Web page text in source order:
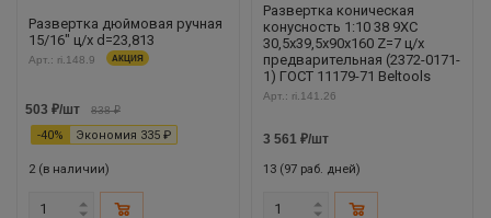
Развертка дюймовая ручная
15/16" ц/х d=23,813
Арт.: ri.148.9 АКЦИЯ
503 ₽/шт 838₽
-40% Экономия 335 ₽
2 (в наличии)
Развертка коническая
конусность 1:10 38 9ХС
30,5х39,5х90х160 Z=7 ц/х
предварительная (2372-0171-
1) ГОСТ 11179-71 Beltools
Арт.: ri.141.26
3 561 ₽/шт
13 (97 раб. дней)